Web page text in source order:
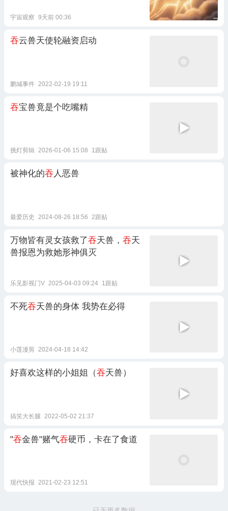
宇宙观察 9天前 00:36
吞云兽天使轮融资启动
鹏城事件 2022-02-19 19:11
吞宝兽竟是个吃嘴精
挑灯剪辑 2026-01-06 15:08 1跟贴
被神化的吞 人恶兽
最爱历史 2024-08-26 18:56 2跟贴
万物皆有灵女孩救了吞天兽， 吞天
兽报恩为救她形神俱灭
乐见影视门V 2025-04-03 09:24 1跟贴
不死吞天兽的身体 我势在必得
小莲漫剪 2024-04-18 14:42
好喜欢这样的小姐姐（吞天兽）
搞笑大长腿 2022-05-02 21:37
"吞金兽"赌气吞硬币，卡在了食道
现代快报 2021-02-23 12:51